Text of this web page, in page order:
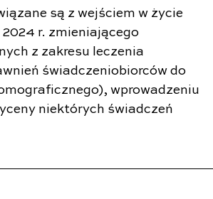
są z wejściem w życie
r. zmieniającego
z zakresu leczenia
świadczeniobiorców do
wprowadzeniu
niektórych świadczeń